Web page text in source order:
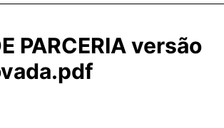
PARCERIA versão